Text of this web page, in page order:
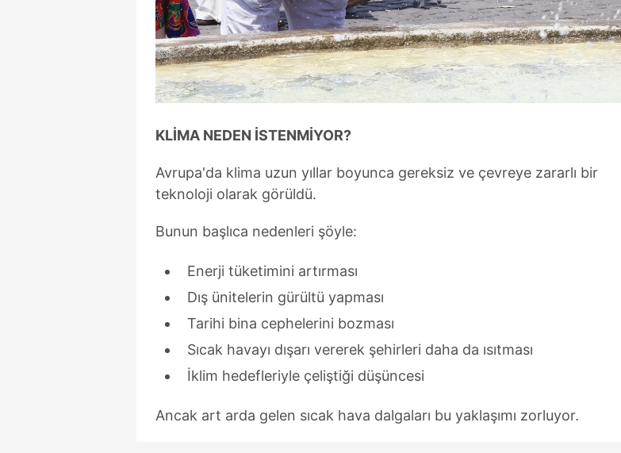
KLİMA NEDEN İSTENMİYOR?
Avrupa'da klima uzun yıllar boyunca gereksiz ve çevreye zararlı bir
teknoloji olarak görüldü.
Bunun başlıca nedenleri şöyle:
Enerji tüketimini artırması
Dış ünitelerin gürültü yapması
Tarihi bina cephelerini bozması
Sıcak havayı dışarı vererek şehirleri daha da ısıtması
İklim hedefleriyle çeliştiği düşüncesi
Ancak art arda gelen sıcak hava dalgaları bu yaklaşımı zorluyor.